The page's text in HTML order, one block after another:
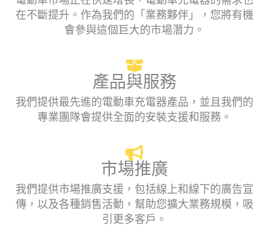
在不斷提升。作為我們的「業務夥伴」，您將有機
會參與這個巨大的市場潛力。
產品與服務
我們提供最先進的電動車充電器產品，並且我們的
專業團隊會提供全面的安裝支援和服務。
市場推廣
我們提供市場推廣支援，包括線上和線下的廣告宣
傳，以及各種銷售活動，幫助您擴大業務規模，吸
引更多客戶。